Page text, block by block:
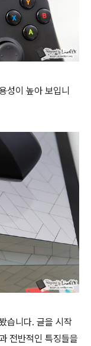
성이 높아 보입니
습니다. 글을 시작
전반적인 특징들을